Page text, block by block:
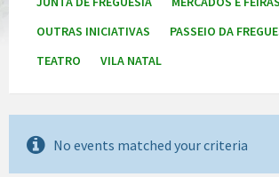
OUTRAS INICIATIVAS
PASSEIO DA
TEATRO
VILA NATAL
No events matched your criteria